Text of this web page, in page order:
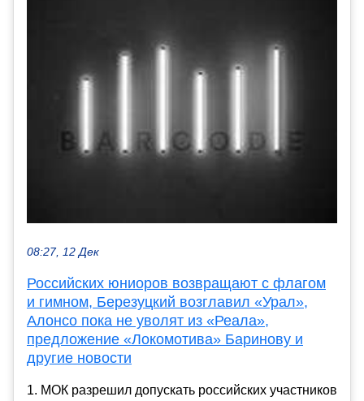
08:27, 12 Дек
Российских юниоров возвращают с флагом
и гимном, Березуцкий возглавил «Урал»,
Алонсо пока не уволят из «Реала»,
предложение «Локомотива» Баринову и
другие новости
1. МОК разрешил допускать российских участников